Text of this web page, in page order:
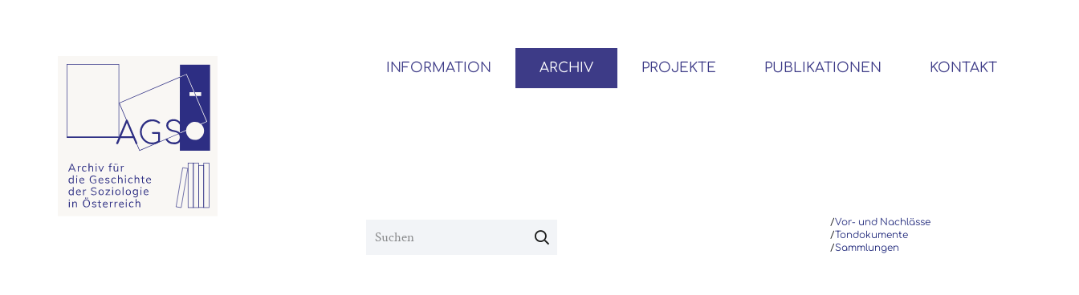
INFORMATION ARCHIV PROJEKTE PUBLIKATIONEN KONTAKT
/Vor- und Nachlässe
/Tondokumente
/Sammlungen